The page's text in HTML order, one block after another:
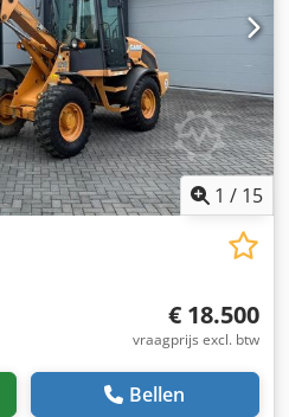
1 / 15
€ 18.500
vraagprijs excl. btw
Bellen